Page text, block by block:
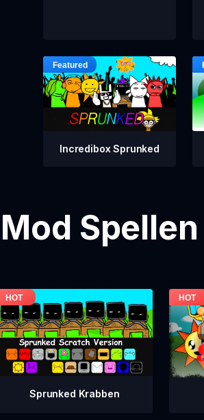
Incredibox Sprunked
Spellen
Sprunked Krabben